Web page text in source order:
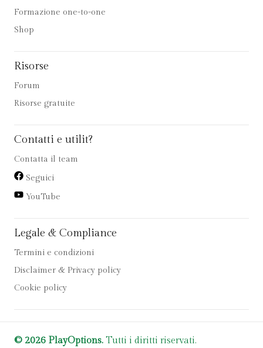
Formazione one-to-one
Shop
Risorse
Forum
Risorse gratuite
Contatti e utilit?
Contatta il team
Seguici
YouTube
Legale & Compliance
Termini e condizioni
Disclaimer & Privacy policy
Cookie policy
© 2026 PlayOptions. Tutti i diritti riservati.